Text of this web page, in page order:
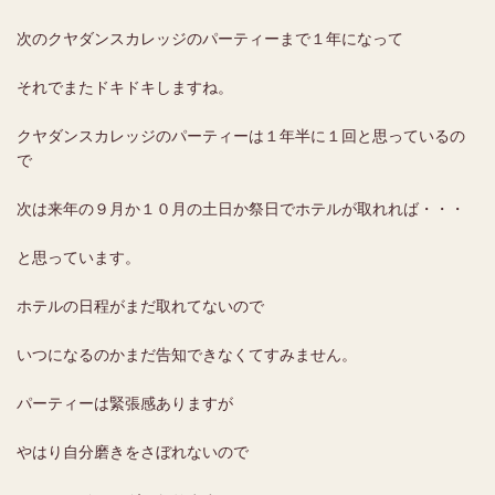
次のクヤダンスカレッジのパーティーまで１年になって
それでまたドキドキしますね。
クヤダンスカレッジのパーティーは１年半に１回と思っているの
で
次は来年の９月か１０月の土日か祭日でホテルが取れれば・・・
と思っています。
ホテルの日程がまだ取れてないので
いつになるのかまだ告知できなくてすみません。
パーティーは緊張感ありますが
やはり自分磨きをさぼれないので